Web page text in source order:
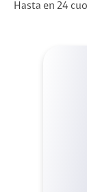
Hasta en 24